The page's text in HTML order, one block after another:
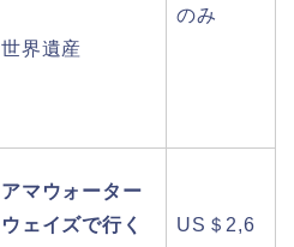
世界遺産
のみ
アマウォーター
ウェイズで行く
US＄2,6